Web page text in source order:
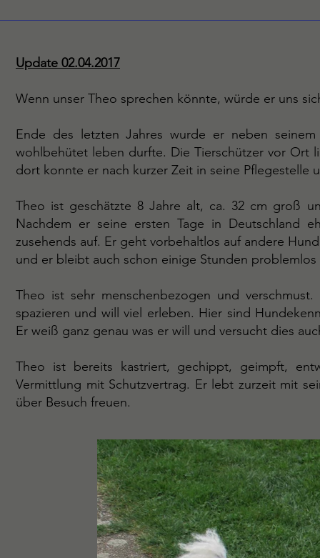
Update 02.04.2017
Wenn unser Theo sprechen könnte, würde er uns
Ende des letzten Jahres wurde er neben
wohlbehütet leben durfte. Die Tierschützer vor Ort
dort konnte er nach kurzer Zeit in seine Pflegestelle
Theo ist geschätzte 8 Jahre alt, ca. 32 cm groß
Nachdem er seine ersten Tage in Deutschland
zusehends auf. Er geht vorbehaltlos auf andere
und er bleibt auch schon einige Stunden problemlos
Theo ist sehr menschenbezogen und
spazieren und will viel erleben. Hier sind
Er weiß ganz genau was er will und versucht dies
Theo ist bereits kastriert, gechippt, geimpft,
Vermittlung mit Schutzvertrag. Er lebt zurzeit mit
über Besuch freuen.